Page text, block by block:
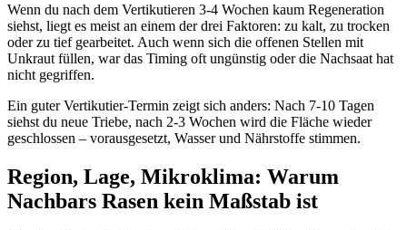
Wenn du nach dem Vertikutieren 3-4 Wochen kaum Regeneration
siehst, liegt es meist an einem der drei Faktoren: zu kalt, zu trocken
oder zu tief gearbeitet. Auch wenn sich die offenen Stellen mit
Unkraut füllen, war das Timing oft ungünstig oder die Nachsaat hat
nicht gegriffen.
Ein guter Vertikutier-Termin zeigt sich anders: Nach 7-10 Tagen
siehst du neue Triebe, nach 2-3 Wochen wird die Fläche wieder
geschlossen – vorausgesetzt, Wasser und Nährstoffe stimmen.
Region, Lage, Mikroklima: Warum
Nachbars Rasen kein Maßstab ist